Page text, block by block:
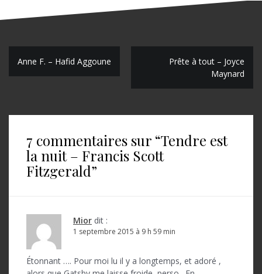
N
Anne F. – Hafid Aggoune
Prête à tout – Joyce
Maynard
7 commentaires sur “Tendre est
la nuit – Francis Scott
Fitzgerald”
Mior dit :
1 septembre 2015 à 9 h 59 min
Étonnant …. Pour moi lu il y a longtemps, et adoré ,